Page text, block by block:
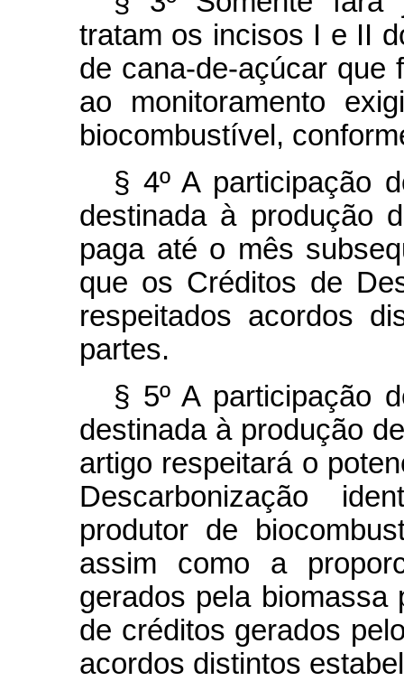
tratam os incisos I e II
de cana-de-açúcar que
ao monitoramento
biocombustível,
§ 4º A participação
destinada à produção
paga até o mês
que os Créditos de
respeitados acordos
partes.
§ 5º A participação
destinada à produção
artigo respeitará o
Descarbonização
produtor de
assim como a
gerados pela biomassa
de créditos gerados
acordos distintos